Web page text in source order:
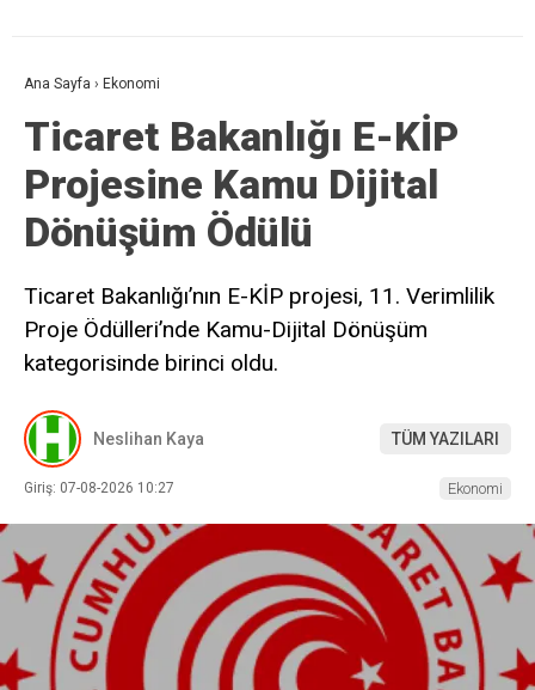
Ana Sayfa › Ekonomi
Ticaret Bakanlığı E-KİP
Projesine Kamu Dijital
Dönüşüm Ödülü
Ticaret Bakanlığı’nın E-KİP projesi, 11. Verimlilik
Proje Ödülleri’nde Kamu-Dijital Dönüşüm
kategorisinde birinci oldu.
Neslihan Kaya TÜM YAZILARI
Giriş: 07-08-2026 10:27 Ekonomi